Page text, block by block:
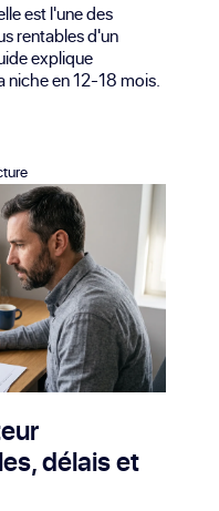
est l'une des
rentables d'un
explique
niche en 12-18 mois.
délais et